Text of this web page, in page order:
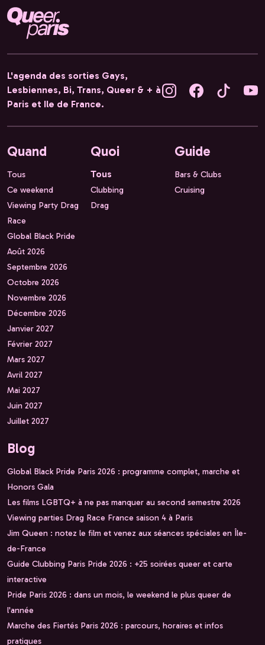
L'agenda des sorties Gays,
Lesbiennes, Bi, Trans, Queer & + à
Paris et Ile de France.
Quand
Tous
Ce weekend
Viewing Party Drag
Race
Global Black Pride
Août 2026
Septembre 2026
Octobre 2026
Novembre 2026
Décembre 2026
Janvier 2027
Février 2027
Mars 2027
Avril 2027
Mai 2027
Juin 2027
Juillet 2027
Quoi
Tous
Clubbing
Drag
Guide
Bars & Clubs
Cruising
Blog
Global Black Pride Paris 2026 : programme complet, marche et
Honors Gala
Les films LGBTQ+ à ne pas manquer au second semestre 2026
Viewing parties Drag Race France saison 4 à Paris
Jim Queen : notez le film et venez aux séances spéciales en Île-
de-France
Guide Clubbing Paris Pride 2026 : +25 soirées queer et carte
interactive
Pride Paris 2026 : dans un mois, le weekend le plus queer de
l'année
Marche des Fiertés Paris 2026 : parcours, horaires et infos
pratiques